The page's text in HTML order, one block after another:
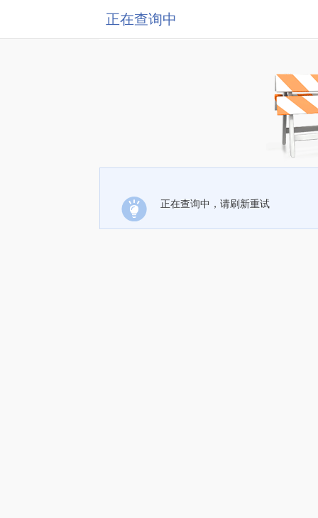
正在查询中
正在查询中，请刷新重试